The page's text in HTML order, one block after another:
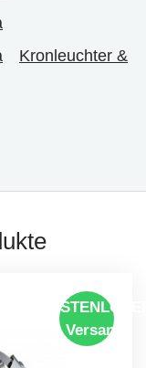
Kronleuchter &
Versand